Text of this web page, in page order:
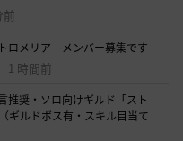
前
ロメリア メンバー募集です
1 時間前
推奨・ソロ向けギルド「スト
ギルドボス有・スキル目当て